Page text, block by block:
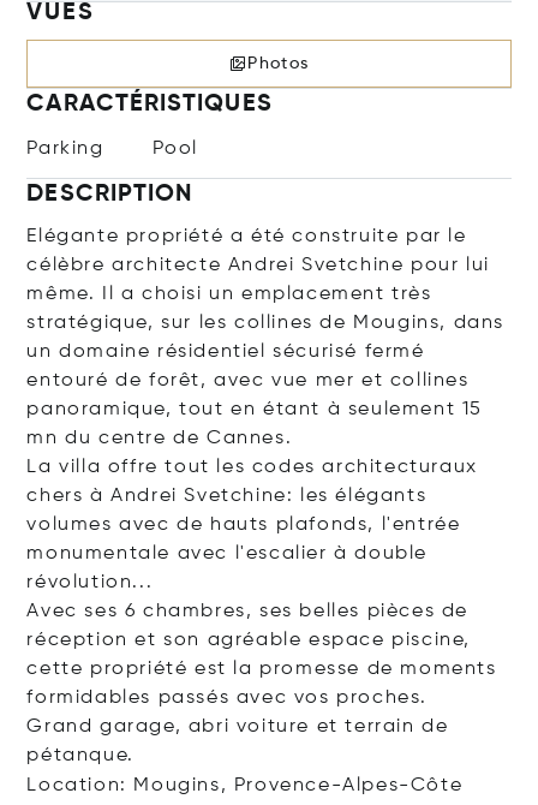
VUES
Photos
CARACTÉRISTIQUES
Parking Pool
DESCRIPTION
Elégante propriété a été construite par le
célèbre architecte Andrei Svetchine pour lui
même. Il a choisi un emplacement très
stratégique, sur les collines de Mougins, dans
un domaine résidentiel sécurisé fermé
entouré de forêt, avec vue mer et collines
panoramique, tout en étant à seulement 15
mn du centre de Cannes.
La villa offre tout les codes architecturaux
chers à Andrei Svetchine: les élégants
volumes avec de hauts plafonds, l'entrée
monumentale avec l'escalier à double
révolution...
Avec ses 6 chambres, ses belles pièces de
réception et son agréable espace piscine,
cette propriété est la promesse de moments
formidables passés avec vos proches.
Grand garage, abri voiture et terrain de
pétanque.
Location: Mougins, Provence-Alpes-Côte